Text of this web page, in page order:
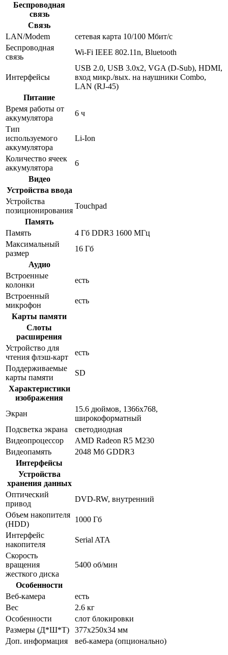
Беспроводная
связь
Связь
LAN/Modem
сетевая карта 10/100 Мбит/c
Беспроводная
связь
Wi-Fi IEEE 802.11n, Bluetooth
Интерфейсы
USB 2.0, USB 3.0x2, VGA (D-Sub), HDMI,
вход микр./вых. на наушники Combo,
LAN (RJ-45)
Питание
Время работы от
аккумулятора
6 ч
Тип
используемого
аккумулятора
Li-Ion
Количество ячеек
аккумулятора
6
Видео
Устройства ввода
Устройства
позиционирования
Touchpad
Память
Память
4 Гб DDR3 1600 МГц
Максимальный
размер
16 Гб
Аудио
Встроенные
колонки
есть
Встроенный
микрофон
есть
Карты памяти
Слоты
расширения
Устройство для
чтения флэш-карт
есть
Поддерживаемые
карты памяти
SD
Характеристики
изображения
Экран
15.6 дюймов, 1366x768,
широкоформатный
Подсветка экрана
светодиодная
Видеопроцессор
AMD Radeon R5 M230
Видеопамять
2048 Мб GDDR3
Интерфейсы
Устройства
хранения данных
Оптический
привод
DVD-RW, внутренний
Объем накопителя
(HDD)
1000 Гб
Интерфейс
накопителя
Serial ATA
Скорость
вращения
жесткого диска
5400 об/мин
Особенности
Веб-камера
есть
Вес
2.6 кг
Особенности
слот блокировки
Размеры (Д*Ш*Т)
377x250x34 мм
Доп. информация
веб-камера (опционально)